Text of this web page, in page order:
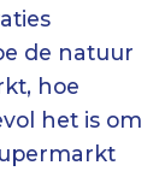
de natuur
hoe
het is om